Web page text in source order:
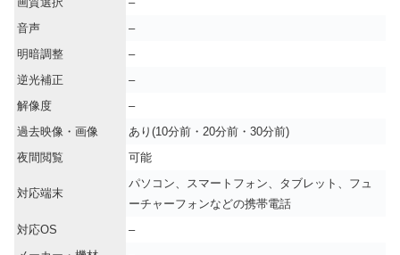
音声
–
明暗調整
–
逆光補正
–
解像度
–
過去映像・画像
あり(10分前・20分前・30分前)
夜間閲覧
可能
対応端末
パソコン、スマートフォン、タブレット、フュ
ーチャーフォンなどの携帯電話
対応OS
–